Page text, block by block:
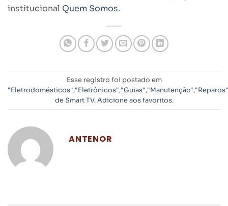
institucional Quem Somos.
Esse registro foi postado em
"Eletrodomésticos","Eletrônicos","Guias","Manutenção","Reparos"
de Smart TV.Adicione aos favoritos.
ANTENOR